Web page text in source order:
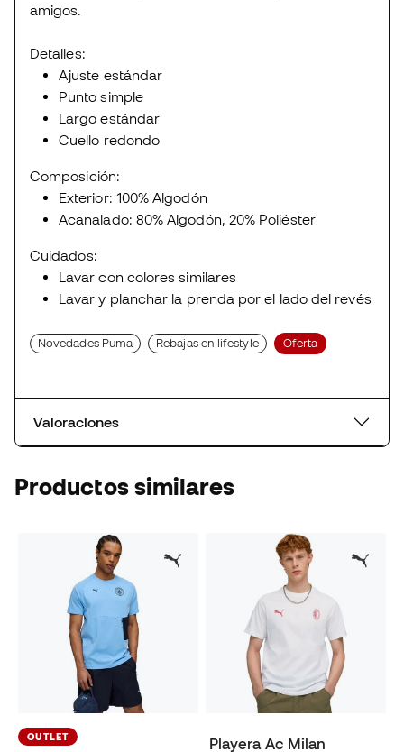
amigos.
Detalles:
Ajuste estándar
Punto simple
Largo estándar
Cuello redondo
Composición:
Exterior: 100% Algodón
Acanalado: 80% Algodón, 20% Poliéster
Cuidados:
Lavar con colores similares
Lavar y planchar la prenda por el lado del revés
Novedades Puma Rebajas en lifestyle Oferta
Valoraciones
Productos similares
OUTLET Playera Ac Milan